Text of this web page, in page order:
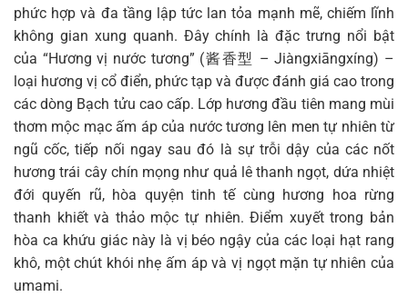
phức hợp và đa tầng lập tức lan tỏa mạnh mẽ, chiếm lĩnh
không gian xung quanh. Đây chính là đặc trưng nổi bật
của “Hương vị nước tương” (酱香型 – Jiàngxiāngxíng) –
loại hương vị cổ điển, phức tạp và được đánh giá cao trong
các dòng Bạch tửu cao cấp. Lớp hương đầu tiên mang mùi
thơm mộc mạc ấm áp của nước tương lên men tự nhiên từ
ngũ cốc, tiếp nối ngay sau đó là sự trỗi dậy của các nốt
hương trái cây chín mọng như quả lê thanh ngọt, dứa nhiệt
đới quyến rũ, hòa quyện tinh tế cùng hương hoa rừng
thanh khiết và thảo mộc tự nhiên. Điểm xuyết trong bản
hòa ca khứu giác này là vị béo ngậy của các loại hạt rang
khô, một chút khói nhẹ ấm áp và vị ngọt mặn tự nhiên của
umami.